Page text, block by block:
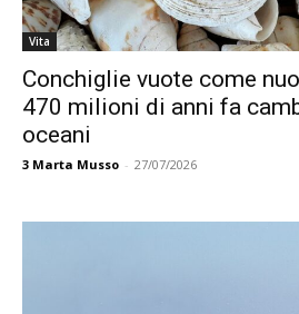
Vita
Conchiglie vuote come
470 milioni di anni fa
oceani
3 Marta Musso - 27/07/2026